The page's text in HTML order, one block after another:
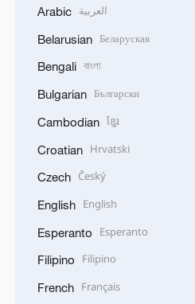
Arabic العربية
Belarusian Беларуская
Bengali বাংলা
Bulgarian Български
Cambodian ខ្មែរ
Croatian Hrvatski
Czech Český
English English
Esperanto Esperanto
Filipino Filipino
French Français